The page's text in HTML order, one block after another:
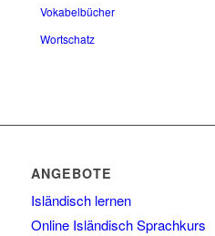
Vokabelbücher
Wortschatz
ANGEBOTE
Isländisch lernen
Online Isländisch Sprachkurs